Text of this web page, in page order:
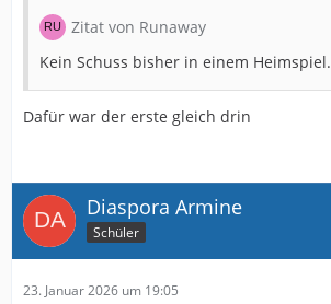
Zitat von Runaway
Kein Schuss bisher in einem
Dafür war der erste gleich drin
Diaspora Armine
Schüler
23. Januar 2026 um 19:05